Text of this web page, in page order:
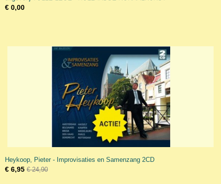
€ 0,00
Heykoop, Pieter - Improvisaties en Samenzang 2CD
€ 6,95 € 24,90